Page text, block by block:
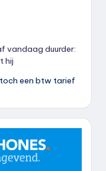
vandaag duurder:
hij
toch een btw tarief